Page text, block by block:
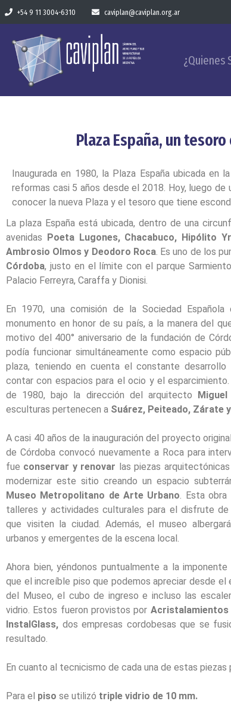
+54 9 11 3004-6310 caviplan@caviplan.org.ar
¿Quienes
Plaza España, un
Inaugurada en 1980, la Plaza España ubicada en
reformas casi 5 años desde el 2018. Hoy, luego de
conocer la nueva Plaza y el tesoro que tiene
La plaza España está ubicada, dentro de una
avenidas
Poeta Lugones, Chacabuco, Hipólito
Ambrosio Olmos y Deodoro Roca. Es uno de los
Córdoba, justo en el límite con el parque
Palacio Ferreyra, Caraffa y Dionisi.
En 1970, una comisión de la Sociedad
monumento en honor de su país, a la manera del
motivo del 400° aniversario de la fundación de
podía funcionar simultáneamente como espacio
plaza, teniendo en cuenta el constante
contar con espacios para el ocio y el
de 1980, bajo la dirección del arquitecto
esculturas pertenecen a Suárez, Peiteado, Zárate
A casi 40 años de la inauguración del proyecto
de Córdoba convocó nuevamente a Roca para
fue conservar y renovar las piezas
modernizar este sitio creando un espacio
Museo Metropolitano de Arte Urbano. Esta obra
talleres y actividades culturales para el disfrute
que visiten la ciudad. Además, el museo
urbanos y emergentes de la escena local.
Ahora bien, yéndonos puntualmente a la
que el increíble piso que podemos apreciar desde
del Museo, el cubo de ingreso e incluso las
vidrio. Estos fueron provistos por
InstalGlass, dos empresas cordobesas que se
resultado.
En cuanto al tecnicismo de cada una de estas piezas
Para el piso se utilizó triple vidrio de 10 mm.